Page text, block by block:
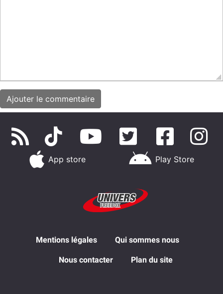
App store Play Store
Mentions légales Qui sommes nous
Nous contacter Plan du site